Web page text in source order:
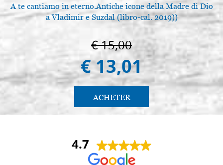
A te cantiamo in eterno.Antiche icone della Madre di Dio
a Vladimir e Suzdal (libro-cal. 2019))
€ 15,00
€ 13,01
ACHETER
4.7